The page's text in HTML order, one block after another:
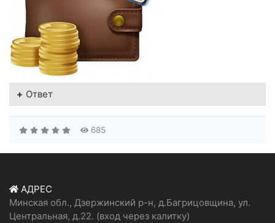
Ответ
685
АДРЕС
Минская обл., Дзержинский р-н, д.Багрицовщина, ул.
Центральная, д.22. (вход через калитку)